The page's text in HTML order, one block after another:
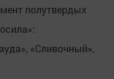
полутвердых
«Сливочный»,